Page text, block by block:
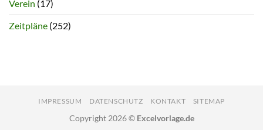
Verein (17)
Zeitpläne (252)
IMPRESSUM DATENSCHUTZ KONTAKT SITEMAP
Copyright 2026 © Excelvorlage.de